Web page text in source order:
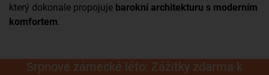
který dokonale propojuje barokní architekturu s moderním
komfortem.
Srpnové zámecké léto: Zážitky zdarma k